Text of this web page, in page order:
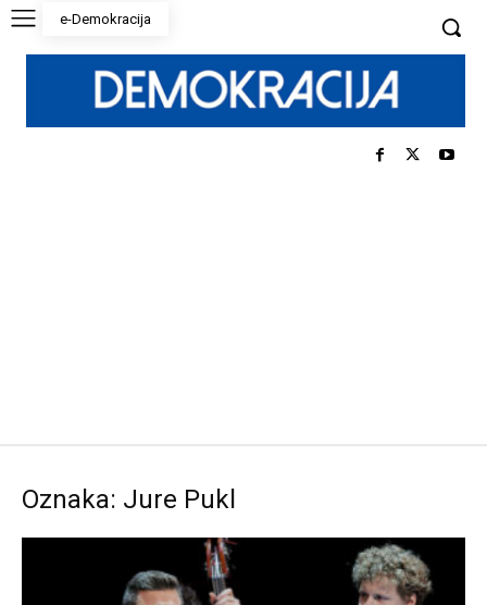
e-Demokracija
Oznaka: Jure Pukl